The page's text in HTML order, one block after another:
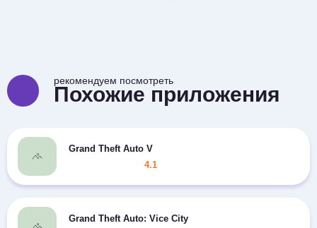
рекомендуем посмотреть
Похожие приложения
Grand Theft Auto V
4.1
Grand Theft Auto: Vice City